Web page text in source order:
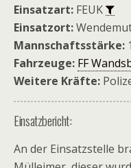
Einsatzart: FEUK
Einsatzort:
Mannschaftsstärke:
Fahrzeuge: FF
Weitere Kräfte:
Einsatzbericht:
An der Einsatzstelle